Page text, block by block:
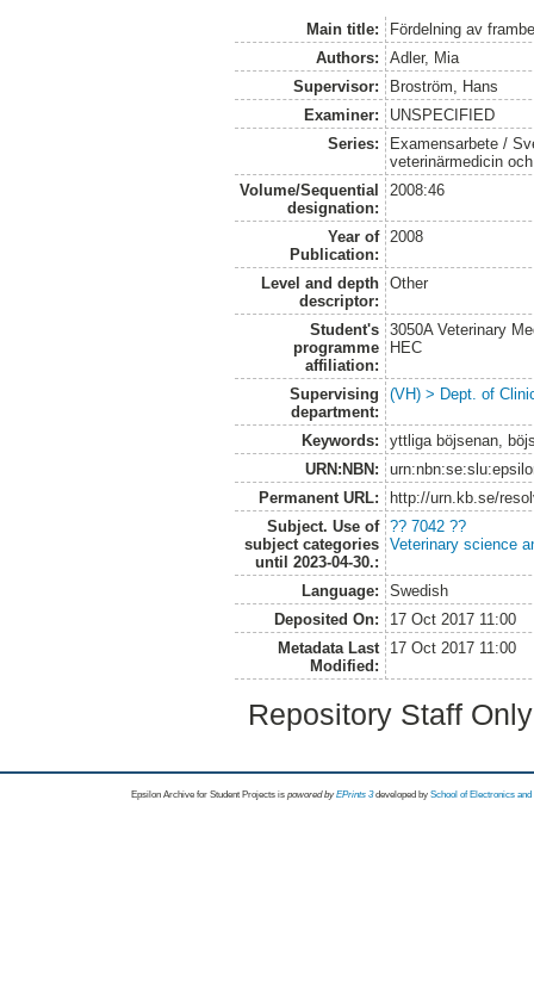
Main title:
Fördelning av
Authors:
Adler, Mia
Supervisor:
Broström, Hans
Examiner:
UNSPECIFIED
Series:
Examensarbete /
veterinärmedicin
Volume/Sequential
designation:
2008:46
Year of
Publication:
2008
Level and depth
descriptor:
Other
Student's
programme
affiliation:
3050A Veterinary
HEC
Supervising
department:
(VH) > Dept. of
Keywords:
yttliga böjsenan,
URN:NBN:
Permanent URL:
http://urn.kb.se/
Subject. Use of
subject categories
until 2023-04-30.:
?? 7042 ??
Veterinary science
Language:
Swedish
Deposited On:
17 Oct 2017 11:00
Metadata Last
Modified:
17 Oct 2017 11:00
Repository Staff
Epsilon Archive for Student Projects is powored byEPrints 3 developed by School of Electronics